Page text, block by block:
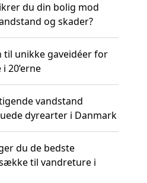
du din bolig mod
og skader?
til unikke gaveidéer for
20’erne
vandstand
dyrearter i Danmark
du de bedste
til vandreture i